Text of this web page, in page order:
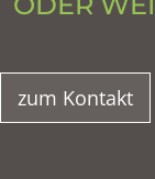
zum Kontakt